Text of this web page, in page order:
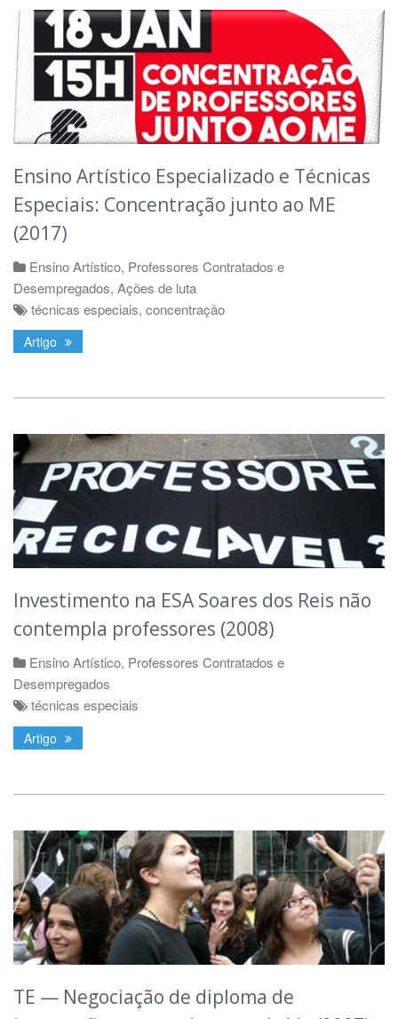
Ensino Artístico Especializado e Técnicas
Especiais: Concentração junto ao ME
(2017)
Ensino Artístico, Professores Contratados e
Desempregados, Ações de luta
técnicas especiais, concentração
Artigo
Investimento na ESA Soares dos Reis não
contempla professores (2008)
Ensino Artístico, Professores Contratados e
Desempregados
técnicas especiais
Artigo
TE — Negociação de diploma de